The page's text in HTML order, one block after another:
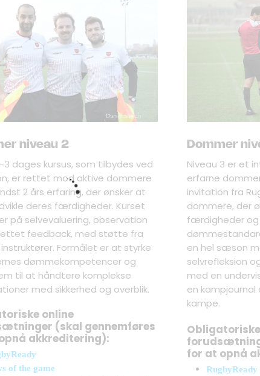
niveau 2
dages kursus, som tilbydes ved
er rettet mod aktive dommere
2 års erfaring, der ønsker at
deres færdigheder. Kurset
på selvevaluering, observation
feedback, med støtte fra
Formålet er at styrke
dømmekompetencer og
til at håndtere komplekse
med sikkerhed og overblik.
online
(skal gennemføres
akkreditering):
of the game
Dommer
Niveau 3 er et
erfarne
invitation fra
dommere, der
færdigheder
en hel sæson
selvrefleksion
med en
en
kampe.
for at opnå
RugbyReady